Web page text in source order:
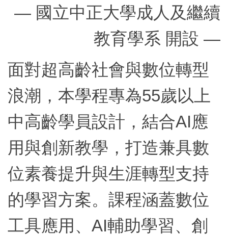
— 國立中正大學成人及繼續
教育學系 開設 —
面對超高齡社會與數位轉型
浪潮，本學程專為55歲以上
中高齡學員設計，結合AI應
用與創新教學，打造兼具數
位素養提升與生涯轉型支持
的學習方案。課程涵蓋數位
工具應用、 AI輔助學習、創